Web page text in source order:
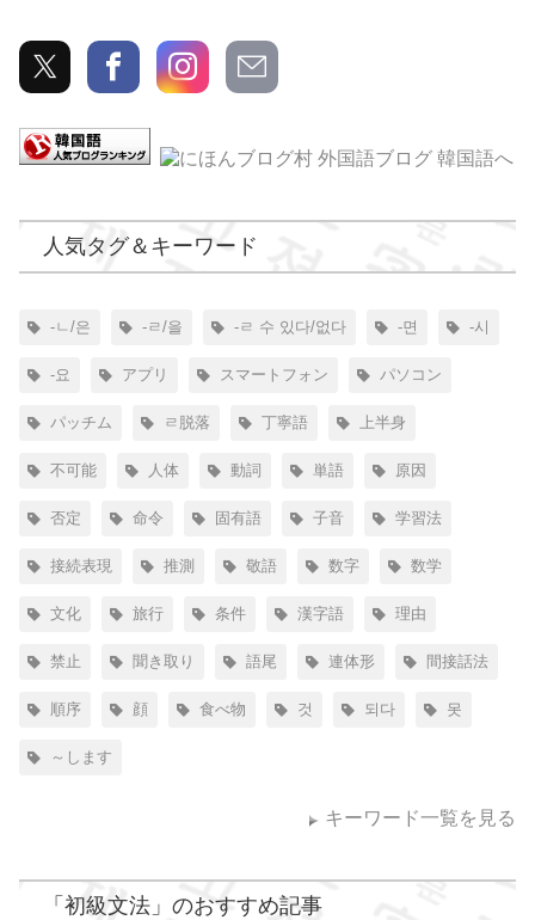
人気タグ＆キーワード
-ㄴ/은 -ㄹ/을 -ㄹ 수 있다/없다 -면 -시
-요 アプリ スマートフォン パソコン
パッチム ㄹ脱落 丁寧語 上半身
不可能 人体 動詞 単語 原因
否定 命令 固有語 子音 学習法
接続表現 推測 敬語 数字 数学
文化 旅行 条件 漢字語 理由
禁止 聞き取り 語尾 連体形 間接話法
順序 顔 食べ物 것 되다 못
～します
キーワード一覧を見る
「 初級文法」のおすすめ記事